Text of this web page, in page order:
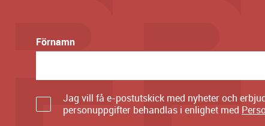
Förnamn
Jag vill få e-postutskick med nyheter och
personuppgifter behandlas i enlighet med